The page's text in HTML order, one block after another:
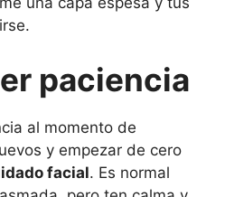
paciencia
al momento de
y empezar de cero
facial. Es normal